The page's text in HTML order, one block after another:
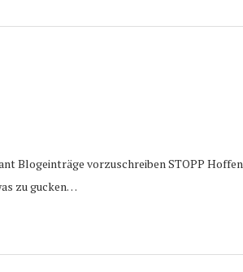
Blogeinträge vorzuschreiben STOPP
zu gucken…